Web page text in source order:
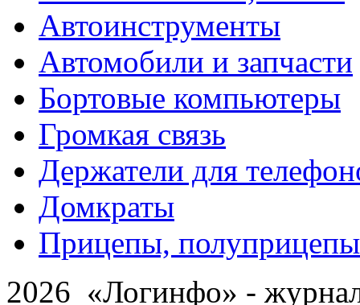
Автоинструменты
Автомобили и запчасти
Бортовые компьютеры
Громкая связь
Держатели для
Домкраты
Прицепы, полуприцепы
2026 «Логинфо» -